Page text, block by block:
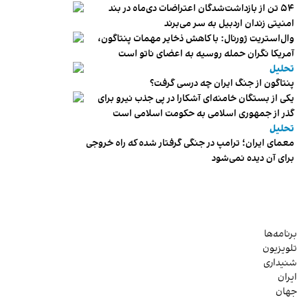
۵۴ تن از بازداشت‌شدگان اعتراضات دی‌ماه در بند
امنیتی زندان اردبیل به سر می‌برند
وال‌استریت ژورنال: با کاهش ذخایر مهمات پنتاگون،
آمریکا نگران حمله روسیه به اعضای ناتو‌ است
تحلیل
پنتاگون از جنگ ایران چه درسی گرفت؟
یکی از بستگان خامنه‌ای آشکارا در پی جذب نیرو برای
گذر از جمهوری اسلامی به حکومت اسلامی است
تحلیل
معمای ایران؛ ترامپ در جنگی گرفتار شده که راه خروجی
برای آن دیده نمی‌شود
برنامه‌ها
تلویزیون
شنیداری
ایران
جهان